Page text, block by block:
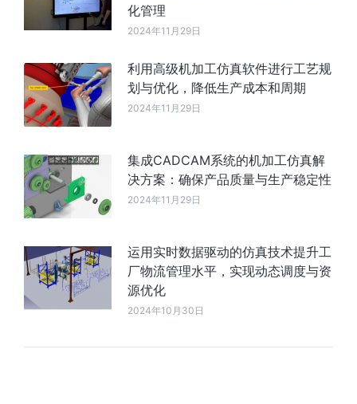
化管理
2024年11月29日
利用高级机加工仿真软件进行工艺规
划与优化，降低生产成本和周期
2024年11月29日
集成CADCAM系统的机加工仿真解
决方案：确保产品质量与生产稳定性
2024年11月29日
运用实时数据驱动的仿真技术提升工
厂物流管理水平，实现动态调度与资
源优化
2024年10月30日